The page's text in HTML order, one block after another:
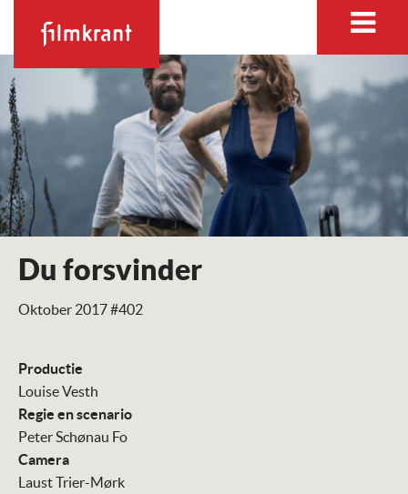
Du forsvinder
Oktober 2017 #402
Productie
Louise Vesth
Regie en scenario
Peter Schønau Fo
Camera
Laust Trier-Mørk